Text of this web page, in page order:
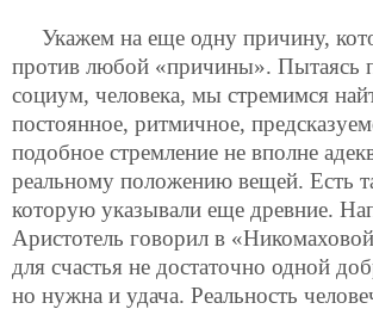
Укажем на еще одну причину,
против любой «причины». Пытаясь
социум, человека, мы стремимся
постоянное, ритмичное,
подобное стремление не вполне
реальному положению вещей. Есть
которую указывали еще древние.
Аристотель говорил в
для счастья не достаточно одной
но нужна и удача. Реальность